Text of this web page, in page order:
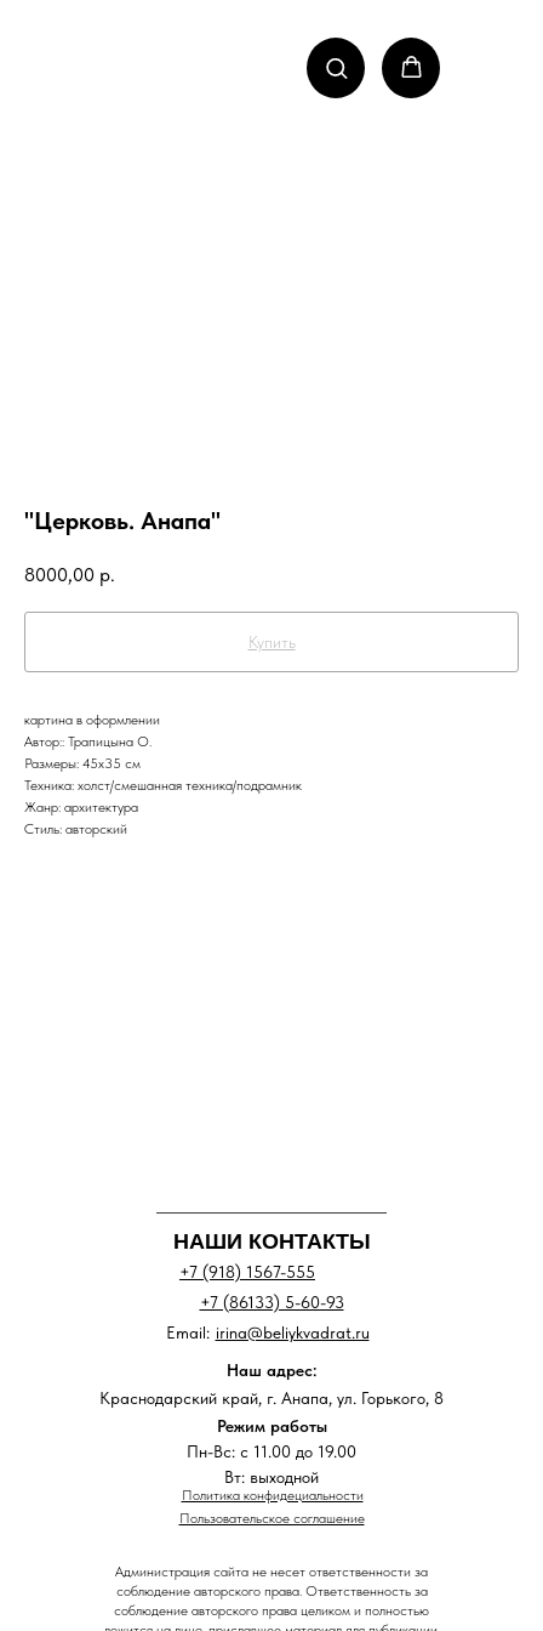
"Церковь. Анапа"
8000,00 р.
Купить
картина в оформлении
Автор:: Трапицына О.
Размеры: 45x35 см
Техника: холст/смешанная техника/подрамник
Жанр: архитектура
Стиль: авторский
Политика конфидециальности
Пользовательское соглашение
НАШИ КОНТАКТЫ
+7 (918) 1567-555
+7 (86133) 5-60-93
Наш адрес:
Краснодарский край, г. Анапа, ул. Горького, 8
Администрация сайта не несет ответственности за
соблюдение авторского права. Ответственность за
соблюдение авторского права целиком и полностью
Режим работы
Пн-Вс: с 11.00 до 19.00
Вт: выходной
irina@beliykvadrat.ru
Email: